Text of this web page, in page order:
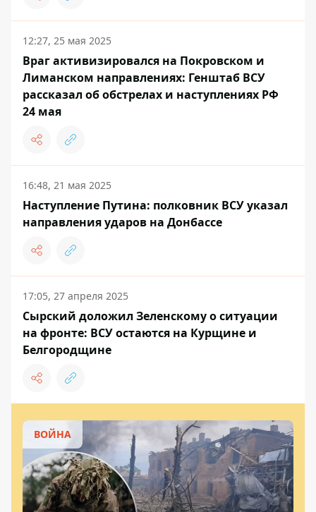
12:27, 25 мая 2025
Враг активизировался на Покровском и
Лиманском направлениях: Генштаб ВСУ
рассказал об обстрелах и наступлениях РФ
24 мая
16:48, 21 мая 2025
Наступление Путина: полковник ВСУ указал
направления ударов на Донбассе
17:05, 27 апреля 2025
Сырский доложил Зеленскому о ситуации
на фронте: ВСУ остаются на Курщине и
Белгородщине
ВОЙНА